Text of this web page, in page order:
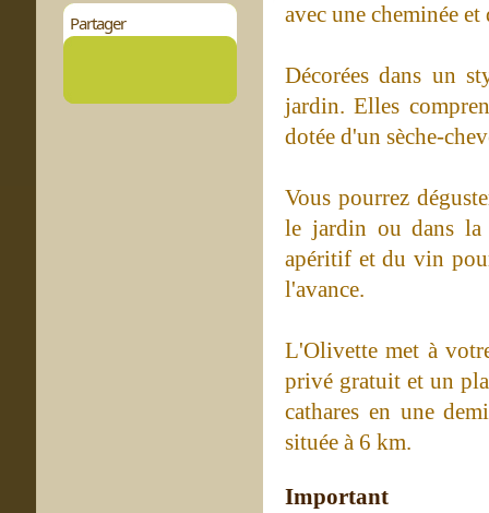
Partager
avec une cheminée
Décorées dans un
jardin. Elles
dotée d'un sèche-
Vous pourrez
le jardin ou dans la
apéritif et du vin
l'avance.
L'Olivette met à
privé gratuit et un
cathares en une
située à 6 km.
Important